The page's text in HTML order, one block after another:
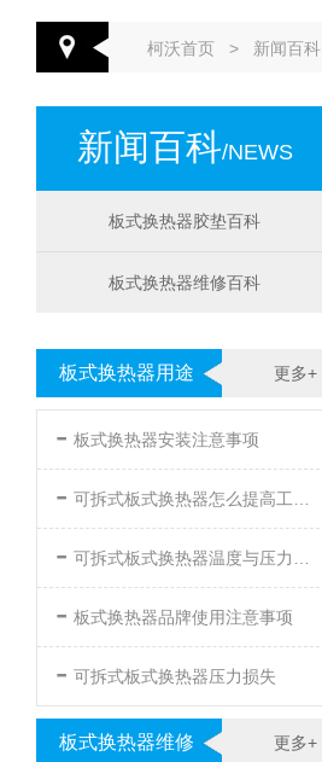
柯沃首页 > 新闻百科
新闻百科/NEWS
板式换热器胶垫百科
板式换热器维修百科
更多+
板式换热器用途
- 板式换热器安装注意事项
- 可拆式板式换热器怎么提高工作效率
- 可拆式板式换热器温度与压力的要求
- 板式换热器品牌使用注意事项
- 可拆式板式换热器压力损失
更多+
板式换热器维修